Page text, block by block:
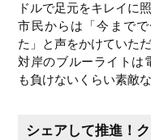
ドルで足元をキレイに
市民からは「今まで
た」と声をかけていただ
対岸のブルーライトは
も負けないくらい素敵
シェアして推進！